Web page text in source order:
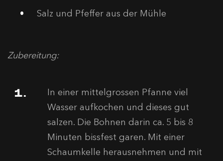
Salz und Pfeffer aus der Mühle
Zubereitung:
In einer mittelgrossen Pfanne viel
Wasser aufkochen und dieses gut
salzen. Die Bohnen darin ca. 5 bis 8
Minuten bissfest garen. Mit einer
Schaumkelle herausnehmen und mit